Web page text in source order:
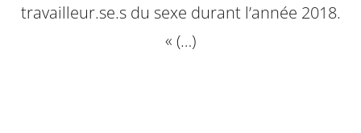
travailleur.se.s du sexe durant l’année 2018.
« (…)